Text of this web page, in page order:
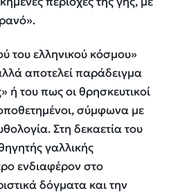
του ελληνικού κόσμου»
αποτελεί παράδειγμα
ή του πως οι θρησκευτικοί
σύμφωνα με
Στη δεκαετία του
γαλλικής
ενδιαφέρον στο
δόγματα και την